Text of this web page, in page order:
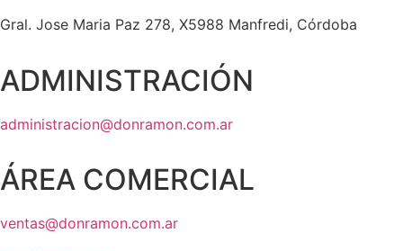
Gral. Jose Maria Paz 278, X5988 Manfredi, Córdoba
ADMINISTRACIÓN
administracion@donramon.com.ar
ÁREA COMERCIAL
ventas@donramon.com.ar